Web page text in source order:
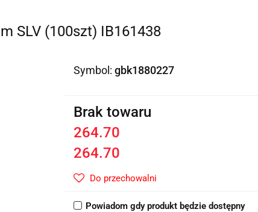
SLV (100szt) IB161438
Symbol: gbk1880227
Brak towaru
264.70
264.70
Do przechowalni
Powiadom gdy produkt będzie dostępny